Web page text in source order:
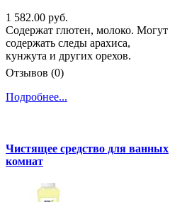
1 582.00 руб.
Содержат глютен, молоко. Могут
содержать следы арахиса,
кунжута и других орехов.
Отзывов (0)
Подробнее...
Чистящее средство для ванных
комнат